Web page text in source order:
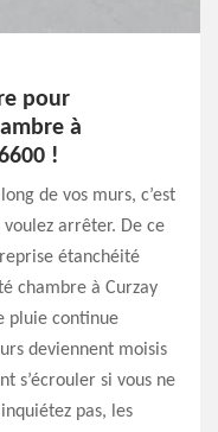
pour
à
!
de vos murs, c’est
arrêter. De ce
étanchéité
chambre à Curzay
pluie continue
deviennent moisis
s’écrouler si vous ne
pas, les